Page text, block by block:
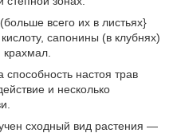
всего их в листьях}
сапонины (в клубнях)
настоя трав
и несколько
сходный вид растения —